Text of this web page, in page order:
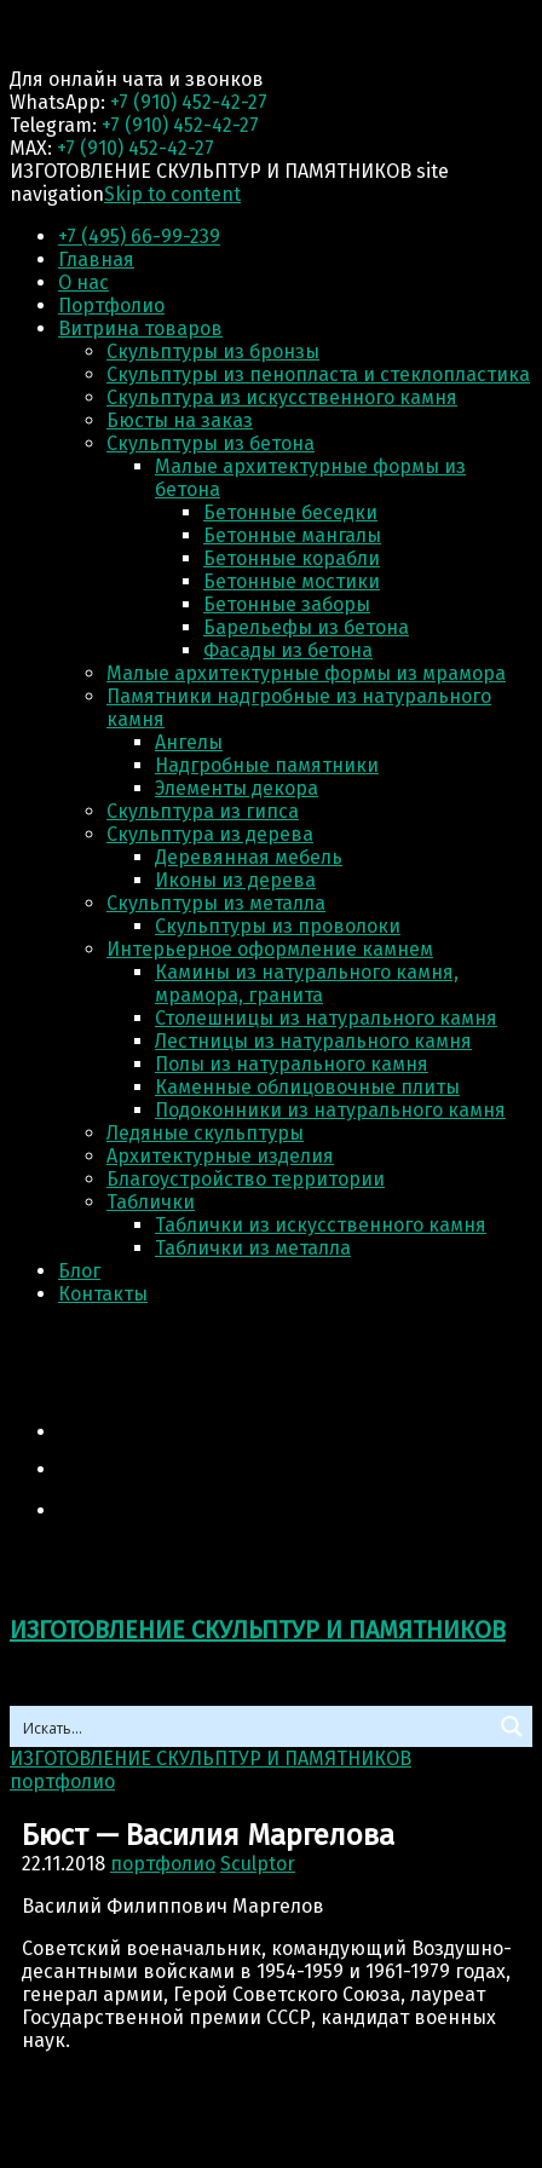
Для онлайн чата и звонков
WhatsApp: +7 (910) 452-42-27
Telegram: +7 (910) 452-42-27
MAX: +7 (910) 452-42-27
ИЗГОТОВЛЕНИЕ СКУЛЬПТУР И ПАМЯТНИКОВ site
navigationSkip to content
+7 (495) 66-99-239
Главная
О нас
Портфолио
Витрина товаров
Скульптуры из бронзы
Скульптуры из пенопласта и стеклопластика
Скульптура из искусственного камня
Бюсты на заказ
Скульптуры из бетона
Малые архитектурные формы из
бетона
Бетонные беседки
Бетонные мангалы
Бетонные корабли
Бетонные мостики
Бетонные заборы
Барельефы из бетона
Фасады из бетона
Малые архитектурные формы из мрамора
Памятники надгробные из натурального
камня
Ангелы
Надгробные памятники
Элементы декора
Скульптура из гипса
Скульптура из деревa
Деревянная мебель
Иконы из дерева
Скульптуры из металла
Скульптуры из проволоки
Интерьерное оформление камнем
Камины из натурального камня,
мрамора, гранита
Столешницы из натурального камня
Лестницы из натурального камня
Полы из натурального камня
Каменные облицовочные плиты
Подоконники из натурального камня
Ледяные скульптуры
Архитектурные изделия
Благоустройство территории
Таблички
Таблички из искусственного камня
Таблички из металла
Блог
Контакты
ИЗГОТОВЛЕНИЕ СКУЛЬПТУР И ПАМЯТНИКОВ
ИЗГОТОВЛЕНИЕ СКУЛЬПТУР И ПАМЯТНИКОВ
портфолио
Бюст — Василия Маргелова
22.11.2018 портфолио Sculptor
Василий Филиппович Маргелов
Советский военачальник, командующий Воздушно-
десантными войсками в 1954-1959 и 1961-1979 годах,
генерал армии, Герой Советского Союза, лауреат
Государственной премии СССР, кандидат военных
наук.